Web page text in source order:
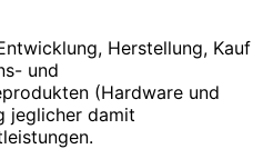
Herstellung, Kauf
und
(Hardware und
jeglicher damit